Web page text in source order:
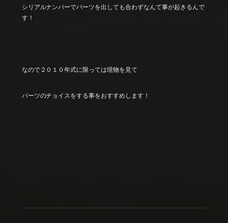
シリアルナンバーでパーツを出しても合わずなんて事が起きるんで
す！
なので２０１０年式に限っては現物を見て
パーツのチョイスをする事をおすすめします！